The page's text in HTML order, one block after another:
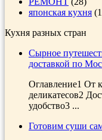
японская кухня
Кухня разных стран
Сырное
доставкой по
Оглавление1 От
деликатесов2
удобство3 ...
Готовим суши